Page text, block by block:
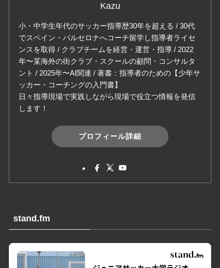
Kazu
小・中学生年代のサッカー指導歴30年を超える / 30代
でスペイン・バルセロナへコーチ留学し指導者ライセ
ンスを取得 / クラブチームを経営・運営・指導 / 2022
年〜某海外の街クラブ・スクールの顧問・コンサルタ
ント / 2025年〜AI関連 / 著書：指導者のための【少年サ
ッカー・コーチングの入門書】
日々指導現場で実践しながら現場で役立つ情報を発信
します！
プロフィール詳細
stand.fm